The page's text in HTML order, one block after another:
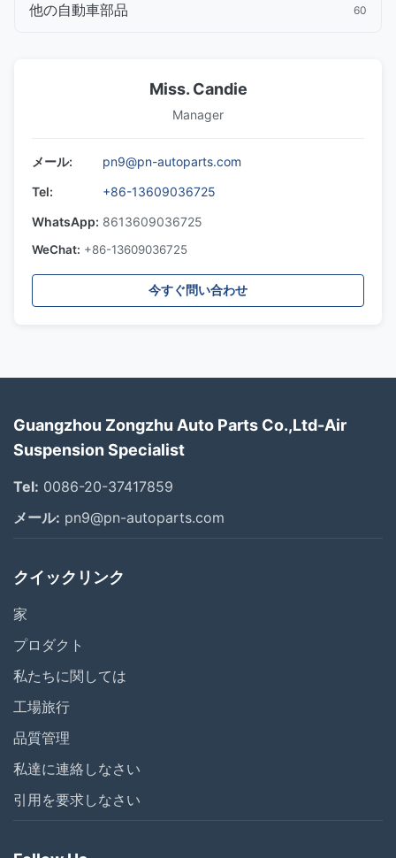
他の自動車部品 60
Miss. Candie
Manager
メール:
pn9@pn-autoparts.com
Tel:
+86-13609036725
WhatsApp: 8613609036725
WeChat: +86-13609036725
今すぐ問い合わせ
Guangzhou Zongzhu Auto Parts Co.,Ltd-Air
Suspension Specialist
Tel: 0086-20-37417859
メール: pn9@pn-autoparts.com
クイックリンク
家
プロダクト
私たちに関しては
工場旅行
品質管理
私達に連絡しなさい
引用を要求しなさい